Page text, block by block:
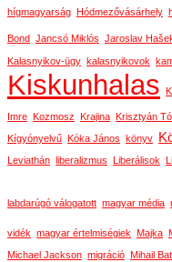
hígmagyarság Hódmezővásárhely
Bond Jancsó Miklós Jaroslav
Kalasnyikov-ügy kalasnyikovok
Kiskunhalas
Imre Kozmosz Krajina Krisztyán
Kígyónyelvű Kóka János könyv
Leviathán liberalizmus Liberálisok
labdarúgó válogatott magyar média
vidék magyar értelmiségiek Majka
Michael Jackson migráció Mihail